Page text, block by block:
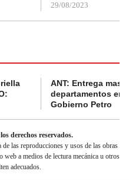
29/08/2023
ANT: Entrega
departamentos en
Gobierno Petro
derechos reservados.
las reproducciones y usos de las obras
web a medios de lectura mecánica u otros
adecuados.